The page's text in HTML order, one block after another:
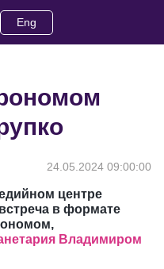
Eng
24.05.2024 09:00:00
центре
в формате
Владимиром